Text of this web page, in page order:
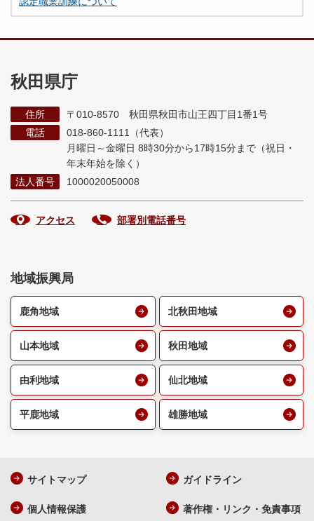
秋田県庁
住所
〒010-8570 秋田県秋田市山王四丁目1番1号
電話
018-860-1111（代表）
月曜日～金曜日 8時30分から17時15分まで （祝日・
年末年始を除く）
法人番号
1000020050008
アクセス 部署別電話番号
地域振興局
鹿角地域 北秋田地域
山本地域 秋田地域
由利地域 仙北地域
平鹿地域 雄勝地域
サイトマップ ガイドライン
個人情報保護 著作権・リンク・免責事項